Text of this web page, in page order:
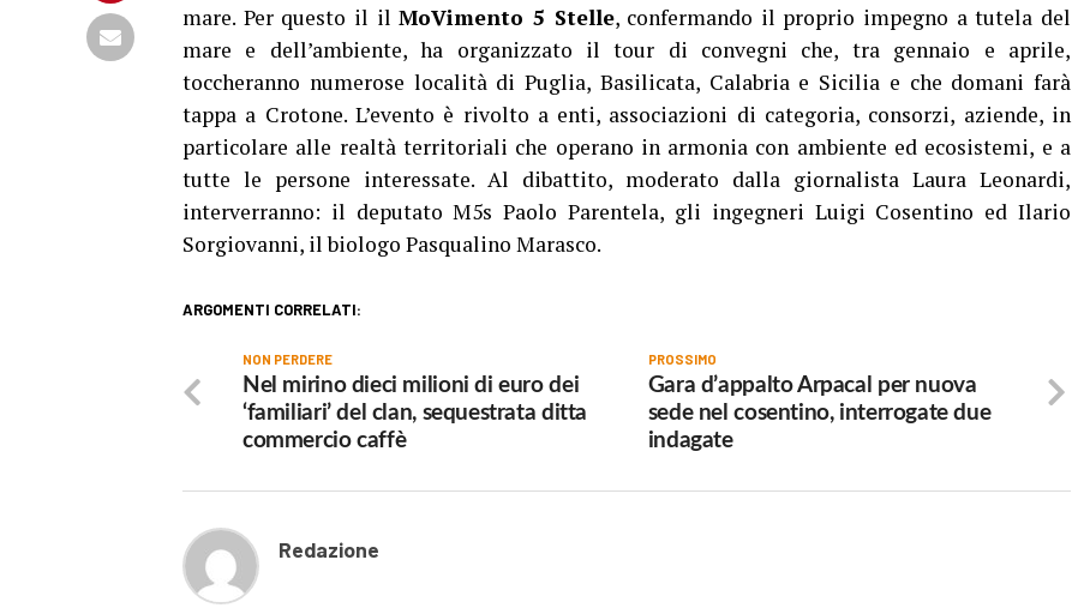
mare. Per questo il ilMoVimento 5 Stelle, confermando il proprio impegno a tutela del
mare e dell’ambiente, ha organizzato il tour di convegni che, tra gennaio e aprile,
toccheranno numerose località di Puglia, Basilicata, Calabria e Sicilia e che domani farà
tappa a Crotone. L’evento è rivolto a enti, associazioni di categoria, consorzi, aziende, in
particolare alle realtà territoriali che operano in armonia con ambiente ed ecosistemi, e a
tutte le persone interessate. Al dibattito, moderato dalla giornalista Laura Leonardi,
interverranno: il deputato M5s Paolo Parentela, gli ingegneri Luigi Cosentino ed Ilario
Sorgiovanni, il biologo Pasqualino Marasco.
ARGOMENTI CORRELATI:
PROSSIMO
Gara d’appalto Arpacal per nuova
sede nel cosentino, interrogate due
indagate
NON PERDERE
Nel mirino dieci milioni di euro dei
‘familiari’ del clan, sequestrata ditta
commercio caffè
Redazione